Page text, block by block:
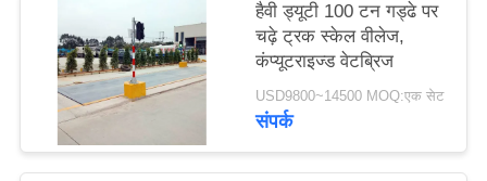
हैवी ड्यूटी 100 टन गड्ढे पर
चढ़े ट्रक स्केल वीलेज,
कंप्यूटराइज्ड वेटब्रिज
USD9800~14500 MOQ:एक सेट
संपर्क